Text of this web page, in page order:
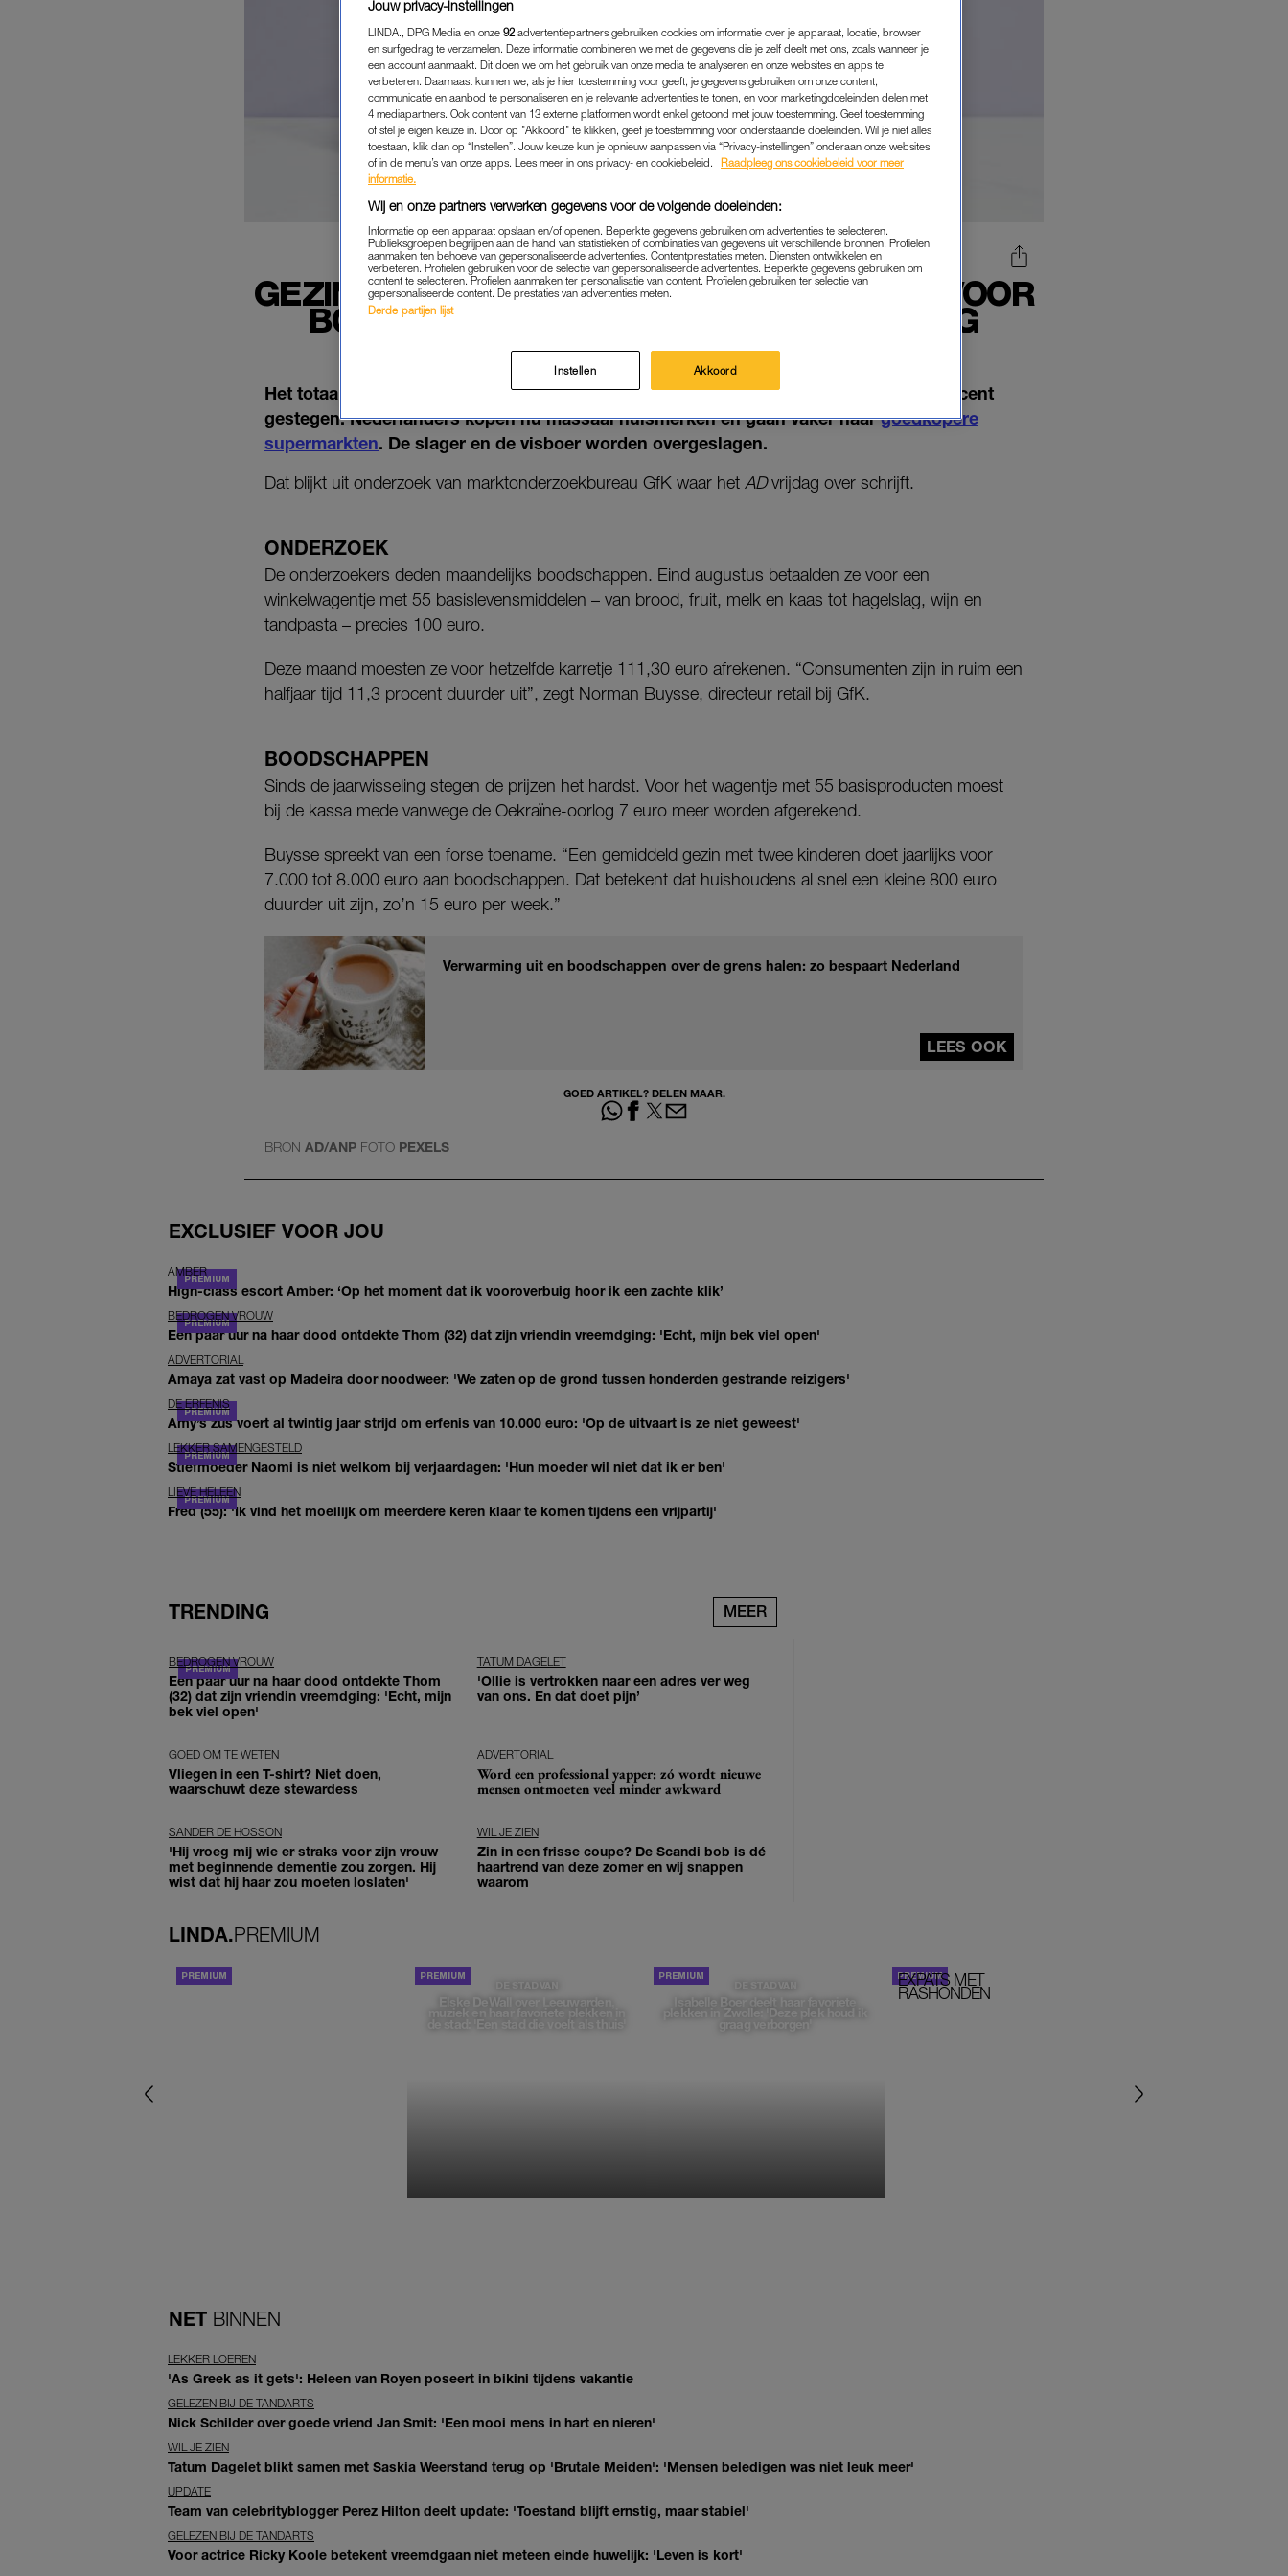
GEZIN TIENTALLEN EURO'S DUURDER UIT VOOR
BOODSCHAPPEN DAN HALF JAAR TERUG
BINNENLAND|LINDA.
Het totaalbedrag onderaan het boodschappenlijstje is het laatste halfjaar ruim 11 procent
gestegen. Nederlanders kopen nu massaal huismerken en gaan vaker naargoedkopere
supermarkten. De slager en de visboer worden overgeslagen.
Dat blijkt uit onderzoek van marktonderzoekbureau GfK waar het ADvrijdag over schrijft.
ONDERZOEK
De onderzoekers deden maandelijks boodschappen. Eind augustus betaalden ze voor een
winkelwagentje met 55 basislevensmiddelen – van brood, fruit, melk en kaas tot hagelslag, wijn en
tandpasta – precies 100 euro.
Deze maand moesten ze voor hetzelfde karretje 111,30 euro afrekenen. “Consumenten zijn in ruim een
halfjaar tijd 11,3 procent duurder uit”, zegt Norman Buysse, directeur retail bij GfK.
BOODSCHAPPEN
Sinds de jaarwisseling stegen de prijzen het hardst. Voor het wagentje met 55 basisproducten moest
bij de kassa mede vanwege de Oekraïne-oorlog 7 euro meer worden afgerekend.
Buysse spreekt van een forse toename. “Een gemiddeld gezin met twee kinderen doet jaarlijks voor
7.000 tot 8.000 euro aan boodschappen. Dat betekent dat huishoudens al snel een kleine 800 euro
duurder uit zijn, zo’n 15 euro per week.”
Verwarming uit en boodschappen over de grens halen: zo bespaart Nederland
LEES OOK
GOED ARTIKEL? DELEN MAAR.
BRON AD/ANP FOTO PEXELS
EXCLUSIEF VOOR JOU
AMBER
High-class escort Amber: ‘Op het moment dat ik vooroverbuig hoor ik een zachte klik’
BEDROGEN VROUW
Een paar uur na haar dood ontdekte Thom (32) dat zijn vriendin vreemdging: 'Echt, mijn bek viel open'
ADVERTORIAL
Amaya zat vast op Madeira door noodweer: 'We zaten op de grond tussen honderden gestrande reizigers'
DE ERFENIS
Amy’s zus voert al twintig jaar strijd om erfenis van 10.000 euro: 'Op de uitvaart is ze niet geweest'
LEKKER SAMENGESTELD
Stiefmoeder Naomi is niet welkom bij verjaardagen: 'Hun moeder wil niet dat ik er ben'
LIEVE HELEEN
Fred (55): 'Ik vind het moeilijk om meerdere keren klaar te komen tijdens een vrijpartij'
TRENDING MEER
BEDROGEN VROUW
Een paar uur na haar dood ontdekte Thom
(32) dat zijn vriendin vreemdging: 'Echt, mijn
bek viel open'
TATUM DAGELET
'Ollie is vertrokken naar een adres ver weg
van ons. En dat doet pijn’
GOED OM TE WETEN
Vliegen in een T-shirt? Niet doen,
waarschuwt deze stewardess
ADVERTORIAL
Word een professional yapper: zó wordt nieuwe
mensen ontmoeten veel minder awkward
SANDER DE HOSSON
'Hij vroeg mij wie er straks voor zijn vrouw
met beginnende dementie zou zorgen. Hij
wist dat hij haar zou moeten loslaten'
WIL JE ZIEN
Zin in een frisse coupe? De Scandi bob is dé
haartrend van deze zomer en wij snappen
waarom
LINDA.PREMIUM
DE STAD VAN
Elske DeWall over Leeuwarden,
muziek en haar favoriete plekken in
de stad: 'Een stad die voelt als thuis'
DE STAD VAN
Isabelle Boer deelt haar favoriete
plekken in Zwolle: 'Deze plek houd ik
graag verborgen'
EXPATS MET
RASHONDEN
NET BINNEN
LEKKER LOEREN
'As Greek as it gets': Heleen van Royen poseert in bikini tijdens vakantie
GELEZEN BIJ DE TANDARTS
Nick Schilder over goede vriend Jan Smit: 'Een mooi mens in hart en nieren'
WIL JE ZIEN
Tatum Dagelet blikt samen met Saskia Weerstand terug op 'Brutale Meiden': 'Mensen beledigen was niet leuk meer'
UPDATE
Team van celebrityblogger Perez Hilton deelt update: 'Toestand blijft ernstig, maar stabiel'
GELEZEN BIJ DE TANDARTS
Voor actrice Ricky Koole betekent vreemdgaan niet meteen einde huwelijk: 'Leven is kort'
Jouw privacy-instellingen
LINDA., DPG Media en onze 92 advertentiepartners gebruiken cookies om informatie over je apparaat, locatie, browser
en surfgedrag te verzamelen. Deze informatie combineren we met de gegevens die je zelf deelt met ons, zoals wanneer je
een account aanmaakt. Dit doen we om het gebruik van onze media te analyseren en onze websites en apps te
verbeteren. Daarnaast kunnen we, als je hier toestemming voor geeft, je gegevens gebruiken om onze content,
communicatie en aanbod te personaliseren en je relevante advertenties te tonen, en voor marketingdoeleinden delen met
4 mediapartners. Ook content van 13 externe platformen wordt enkel getoond met jouw toestemming. Geef toestemming
of stel je eigen keuze in. Door op "Akkoord" te klikken, geef je toestemming voor onderstaande doeleinden. Wil je niet alles
toestaan, klik dan op “Instellen”. Jouw keuze kun je opnieuw aanpassen via “Privacy-instellingen” onderaan onze websites
of in de menu’s van onze apps. Lees meer in ons privacy- en cookiebeleid.
Raadpleeg ons cookiebeleid voor meer
informatie.
Wij en onze partners verwerken gegevens voor de volgende doeleinden:
Informatie op een apparaat opslaan en/of openen. Beperkte gegevens gebruiken om advertenties te selecteren.
Publieksgroepen begrijpen aan de hand van statistieken of combinaties van gegevens uit verschillende bronnen. Profielen
aanmaken ten behoeve van gepersonaliseerde advertenties. Contentprestaties meten. Diensten ontwikkelen en
verbeteren. Profielen gebruiken voor de selectie van gepersonaliseerde advertenties. Beperkte gegevens gebruiken om
content te selecteren. Profielen aanmaken ter personalisatie van content. Profielen gebruiken ter selectie van
gepersonaliseerde content. De prestaties van advertenties meten.
Derde partijen lijst
Instellen Akkoord